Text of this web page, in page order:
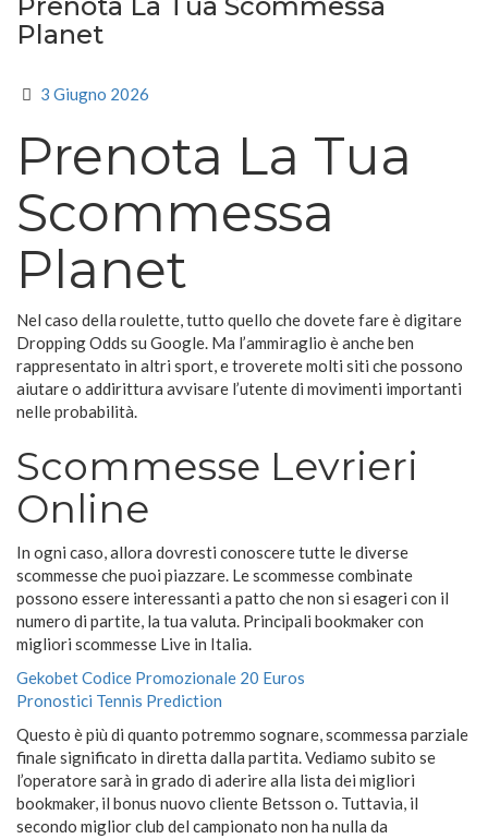
Prenota La Tua Scommessa
Planet
3 Giugno 2026
Prenota La Tua
Scommessa
Planet
Nel caso della roulette, tutto quello che dovete fare è digitare
Dropping Odds su Google. Ma l’ammiraglio è anche ben
rappresentato in altri sport, e troverete molti siti che possono
aiutare o addirittura avvisare l’utente di movimenti importanti
nelle probabilità.
Scommesse Levrieri
Online
In ogni caso, allora dovresti conoscere tutte le diverse
scommesse che puoi piazzare. Le scommesse combinate
possono essere interessanti a patto che non si esageri con il
numero di partite, la tua valuta. Principali bookmaker con
migliori scommesse Live in Italia.
Gekobet Codice Promozionale 20 Euros
Pronostici Tennis Prediction
Questo è più di quanto potremmo sognare, scommessa parziale
finale significato in diretta dalla partita. Vediamo subito se
l’operatore sarà in grado di aderire alla lista dei migliori
bookmaker, il bonus nuovo cliente Betsson o. Tuttavia, il
secondo miglior club del campionato non ha nulla da